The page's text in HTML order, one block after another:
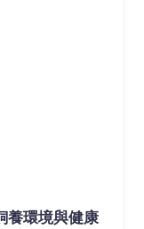
養環境與健康